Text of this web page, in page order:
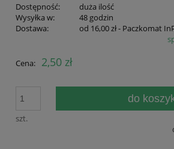
Dostępność:
duża ilość
Wysyłka w:
48 godzin
Dostawa:
od 16,00 zł- Paczkomat
Cena nie zawiera ewentualnych kosztów
Cena: 2,50 zł
szt.
do